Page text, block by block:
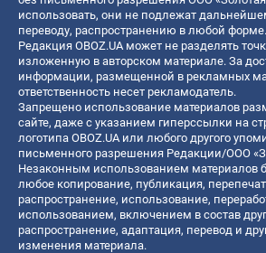
использовать, они не подлежат
переводу, распространению в любой форме.
Редакция OBOZ.UA может не разделять
изложенную в авторском материале. За
информации, размещенной в рекламных
ответственность несет рекламодатель.
Запрещено использование материалов
сайте, даже с указанием гиперссылки на
логотипа OBOZ.UA или любого другого
письменного разрешения Редакции/ООО
Незаконным использованием материалов
любое копирование, публикация,
распространение, использование,
использованием, включением в состав
распространение, адаптация, перевод и
изменения материала.